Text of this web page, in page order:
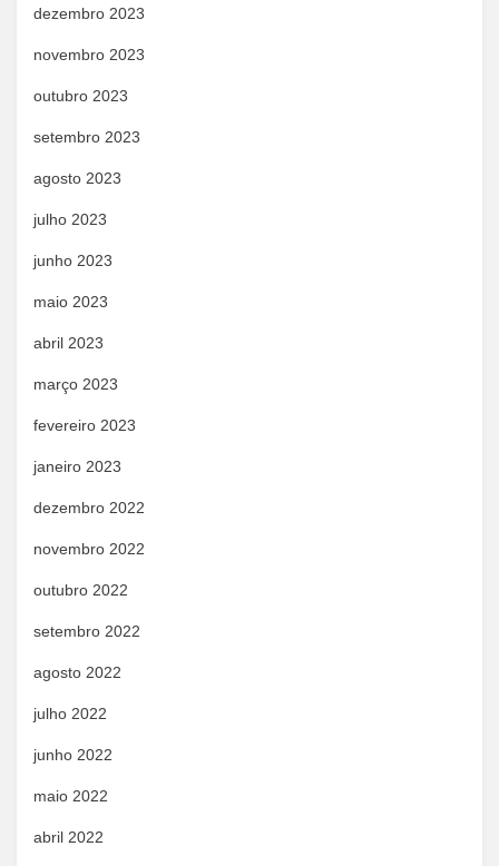
dezembro 2023
novembro 2023
outubro 2023
setembro 2023
agosto 2023
julho 2023
junho 2023
maio 2023
abril 2023
março 2023
fevereiro 2023
janeiro 2023
dezembro 2022
novembro 2022
outubro 2022
setembro 2022
agosto 2022
julho 2022
junho 2022
maio 2022
abril 2022